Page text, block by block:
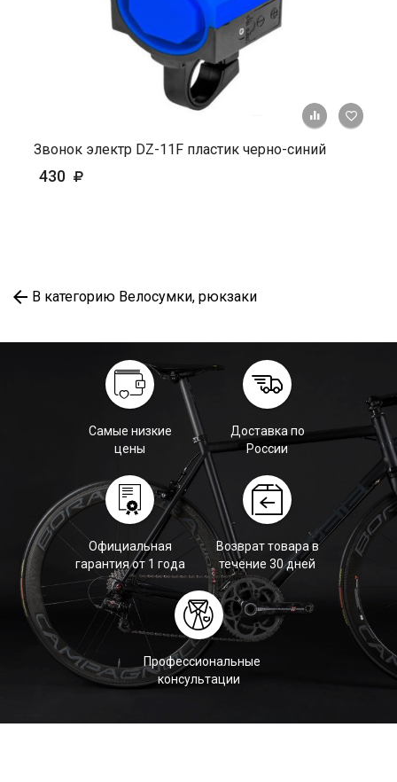
+ К
Звонок электр DZ-11F пластик черно-синий
430
В категорию Велосумки, рюкзаки
Самые низкие
цены
Доставка по
России
Официальная
гарантия от 1 года
Возврат товара в
течение 30 дней
Профессиональные
консультации